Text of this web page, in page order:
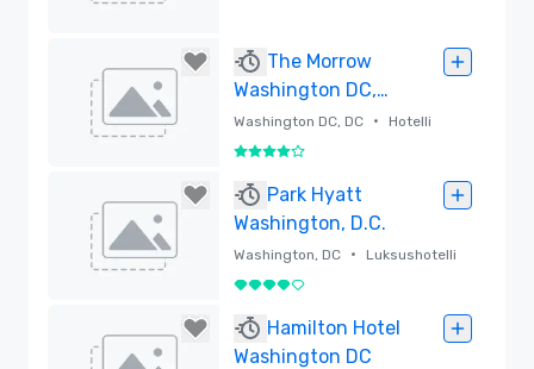
The Morrow
Washington DC,
Curio Collection
by Hilton
Washington DC, DC • Hotelli
4 / 5
Park Hyatt
Washington, D.C.
Washington, DC • Luksushotelli
4 / 5
Hamilton Hotel
Washington DC